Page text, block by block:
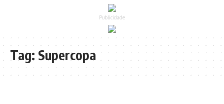
Publicidade
Tag: Supercopa